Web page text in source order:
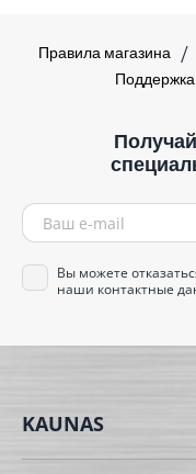
Правила магазина
Вы можете
наши контактные
KAUNAS